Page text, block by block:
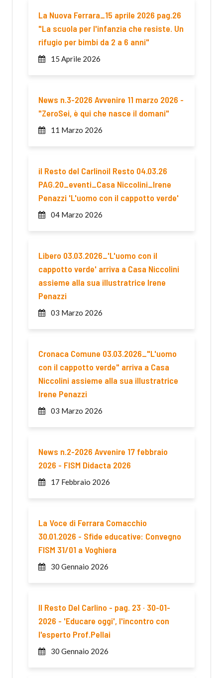
La Nuova Ferrara_15 aprile 2026 pag.26
"La scuola per l'infanzia che resiste. Un
rifugio per bimbi da 2 a 6 anni"
15 Aprile 2026
News n.3-2026 Avvenire 11 marzo 2026 -
"ZeroSei, è qui che nasce il domani"
11 Marzo 2026
il Resto del Carlinoil Resto 04.03.26
PAG.20_eventi_Casa Niccolini_Irene
Penazzi 'L'uomo con il cappotto verde'
04 Marzo 2026
Libero 03.03.2026_'L'uomo con il
cappotto verde' arriva a Casa Niccolini
assieme alla sua illustratrice Irene
Penazzi
03 Marzo 2026
Cronaca Comune 03.03.2026_"L'uomo
con il cappotto verde" arriva a Casa
Niccolini assieme alla sua illustratrice
Irene Penazzi
03 Marzo 2026
News n.2-2026 Avvenire 17 febbraio
2026 - FISM Didacta 2026
17 Febbraio 2026
La Voce di Ferrara Comacchio
30.01.2026 - Sfide educative: Convegno
FISM 31/01 a Voghiera
30 Gennaio 2026
Il Resto Del Carlino - pag. 23 · 30-01-
2026 - 'Educare oggi', l'incontro con
l'esperto Prof.Pellai
30 Gennaio 2026